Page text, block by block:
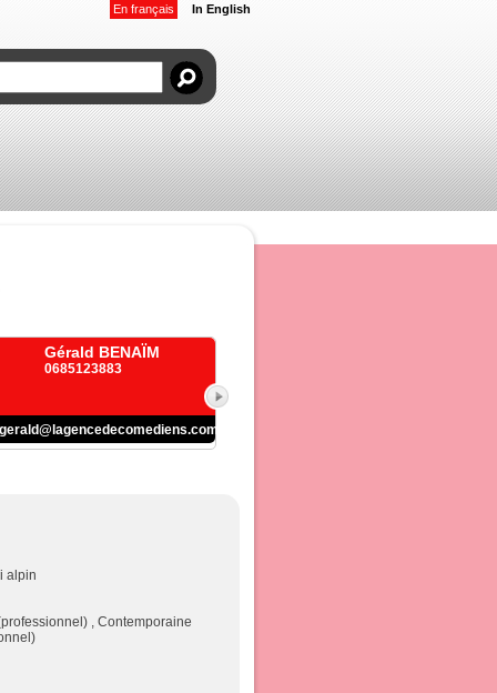
En français In English
Gérald BENAÏM
0685123883
gerald@lagencedecomediens.com
alpin
, Contemporaine